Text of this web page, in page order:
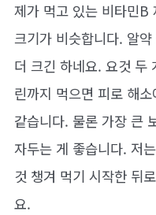
제가 먹고 있는 비타민B
크기가 비슷합니다. 알
더 크긴 하네요. 요것 두
린까지 먹으면 피로 해
같습니다. 물론 가장 큰
자두는 게 좋습니다. 저
것 챙겨 먹기 시작한 뒤
요.